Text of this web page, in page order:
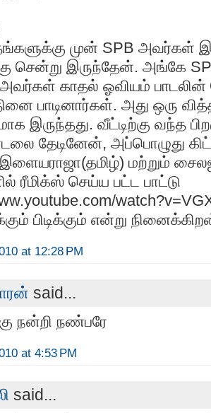
முன் SPB அவர்கள்
சென்று இருந்தேன். அங்கே
காதல் ஓவியம் பாடலின்
பாடினார்கள். அது ஒரு
இருந்தது. வீட்டிற்கு வந்த
தேடினேன், அப்பொழுது
மற்றும்
ரீமிக்ஸ் செய்ய பட்ட பாட்டு
பிடிக்கும் என்று
at 12:28 PM
said...
ந‌ன்றி ந‌ண்பரே
at 4:53 PM
said...